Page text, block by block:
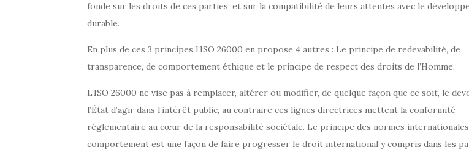
fonde sur les droits de ces parties, et sur la compatibilité de leurs attentes avec le
durable.
En plus de ces 3 principes l’ISO 26000 en propose 4 autres : Le principe de redevabilité, de
transparence, de comportement éthique et le principe de respect des droits de l’Homme.
L’ISO 26000 ne vise pas à remplacer, altérer ou modifier, de quelque façon que ce soit, le
l’État d’agir dans l’intérêt public, au contraire ces lignes directrices mettent la conformité
réglementaire au cœur de la responsabilité sociétale. Le principe des normes
comportement est une façon de faire progresser le droit international y compris dans les